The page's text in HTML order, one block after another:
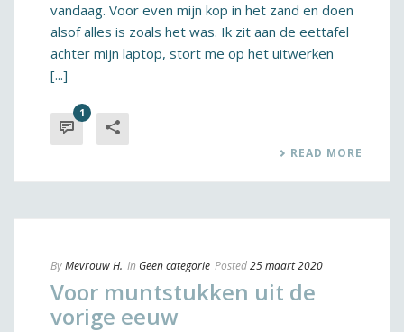
vandaag. Voor even mijn kop in het zand en doen
alsof alles is zoals het was. Ik zit aan de eettafel
achter mijn laptop, stort me op het uitwerken
[...]
1
READ MORE
ByMevrouw H. In Geen categorie Posted25 maart 2020
Voor muntstukken uit de
vorige eeuw